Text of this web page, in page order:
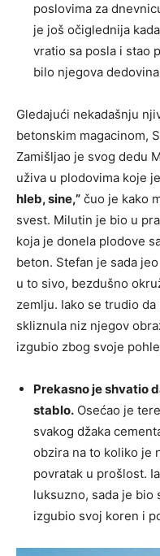
poslovima za
je još očiglednija
vratio sa posla i stao
bilo njegova
Gledajući nekadašnju
betonskim magacinom,
Zamišljao je svog dedu
uživa u plodovima koje
hleb, sine,” čuo je kako
svest. Milutin je bio u
koja je donela plodove
beton. Stefan je sada
u to sivo, bezdušno
zemlju. Iako se trudio
skliznula niz njegov
izgubio zbog svoje
Prekasno je shvatio
stablo. Osećao je
svakog džaka
obzira na to koliko je
povratak u prošlost.
luksuzno, sada je bio
izgubio svoj koren i